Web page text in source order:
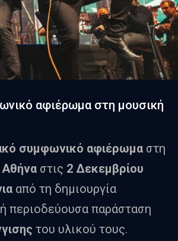
αφιέρωμα στη μουσική
συμφωνικό αφιέρωμα στη
Αθήνα στις 2 Δεκεμβρίου
από τη δημιουργία
περιοδεύουσα παράσταση
του υλικού τους.